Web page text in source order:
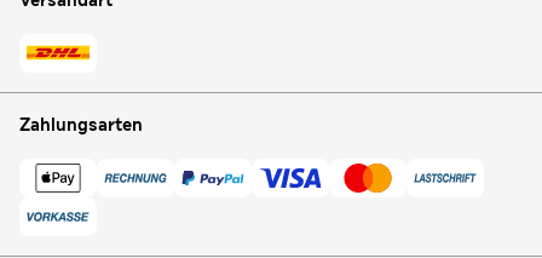
Zahlungsarten